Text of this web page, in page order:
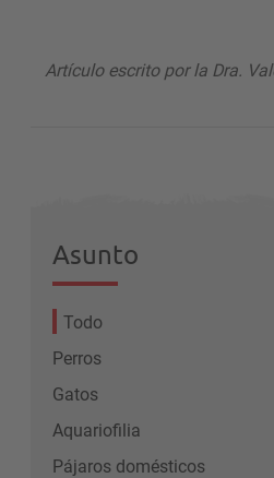
Artículo escrito por la Dra.
Asunto
Todo
Perros
Gatos
Aquariofilia
Pájaros domésticos